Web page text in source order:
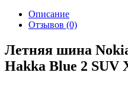
Описание
Отзывов (0)
Летняя шина
Hakka Blue 2 SUV